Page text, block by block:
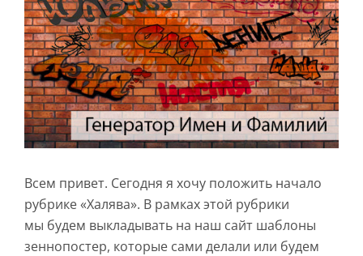
Всем привет. Сегодня я хочу положить начало
рубрике «Халява». В рамках этой рубрики
мы будем выкладывать на наш сайт шаблоны
зеннопостер, которые сами делали или будем